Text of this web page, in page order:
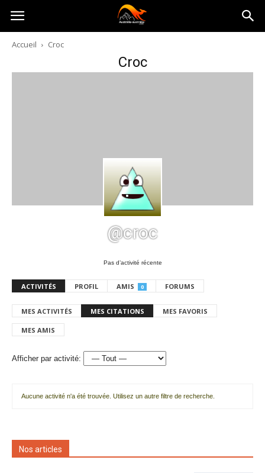
Australia-
australie.com
Accueil Croc
Croc
@croc
Pas d’activité récente
ACTIVITÉS PROFIL AMIS 0 FORUMS
MES ACTIVITÉS MES CITATIONS MES FAVORIS
MES AMIS
Afficher par activité:
Aucune activité n'a été trouvée. Utilisez un autre filtre de recherche.
Nos articles